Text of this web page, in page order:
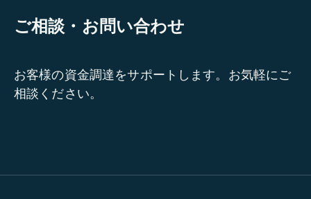
ご相談・お問い合わせ
お客様の資金調達をサポートします。お気軽にご
相談ください。